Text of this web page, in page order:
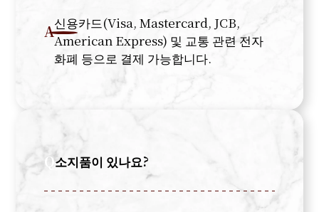
A신용카드(Visa, Mastercard, JCB,
American Express) 및 교통 관련 전자
화폐 등으로 결제 가능합니다.
Q소지품이 있나요?